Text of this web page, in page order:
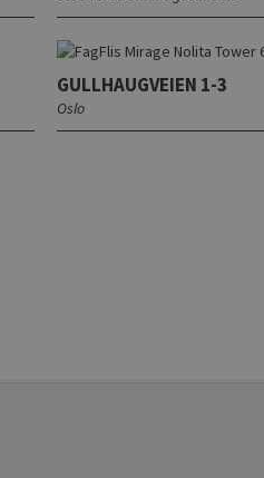
GULLHAUGVEIEN 1-3
Oslo